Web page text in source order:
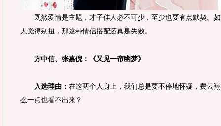
既然爱情是主题，才子佳人必不可少，至少也要有点默契。如
人觉得别扭，那这种情侣搭配还真是失败。
方中信、张嘉倪：《又见一帘幽梦》
入选理由： 在这两个人身上，我们总是要不停地怀疑，费云
么一点也看不出来？